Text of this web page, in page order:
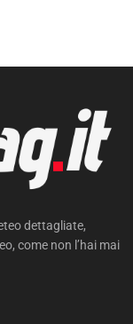
dettagliate,
come non l’hai mai